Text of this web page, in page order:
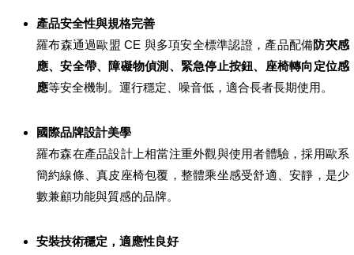
產品安全性與規格完善
羅布森通過歐盟 CE 與多項安全標準認證，產品配備防夾感
應、安全帶、障礙物偵測、緊急停止按鈕、座椅轉向定位感
應等安全機制。運行穩定、噪音低，適合長者長期使用。
國際品牌設計美學
羅布森在產品設計上相當注重外觀與使用者體驗，採用歐系
簡約線條、真皮座椅包覆，整體乘坐感受舒適、安靜，是少
數兼顧功能與質感的品牌。
安裝技術穩定，適應性良好